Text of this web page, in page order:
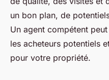
un bon plan, de
Un agent compétent
les acheteurs potentiels
pour votre propriété.